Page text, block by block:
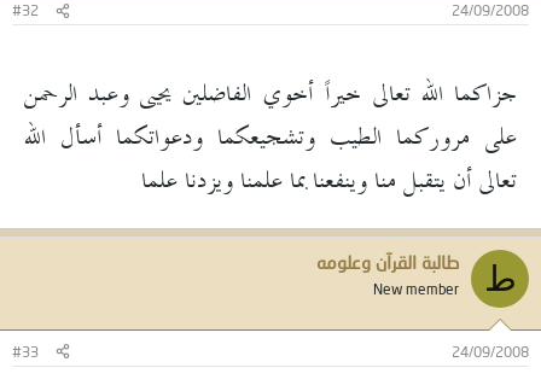
24/09/2008
#32
جزاكما الله تعالى خيراً أخوي الفاضلين يحيى وعبد الرحمن
على مروركما الطيب وتشجيعكما ودعواتكما أسأل الله
تعالى أن يتقبل منا وينفعنا بما علمنا ويزدنا علما
ط طالبة القرآن وعلومه
New member
24/09/2008
#33